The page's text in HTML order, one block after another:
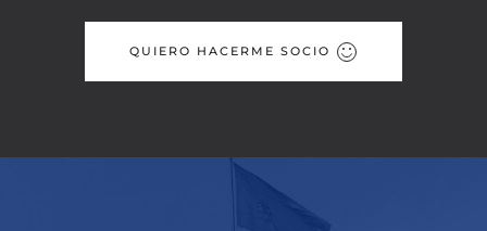
QUIERO HACERME SOCIO